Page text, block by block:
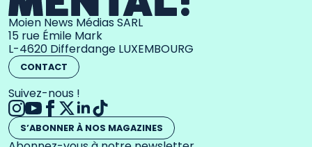
Moien News Médias SARL
15 rue Émile Mark
L-4620 Differdange LUXEMBOURG
CONTACT
Suivez-nous !
S’ABONNER À NOS MAGAZINES